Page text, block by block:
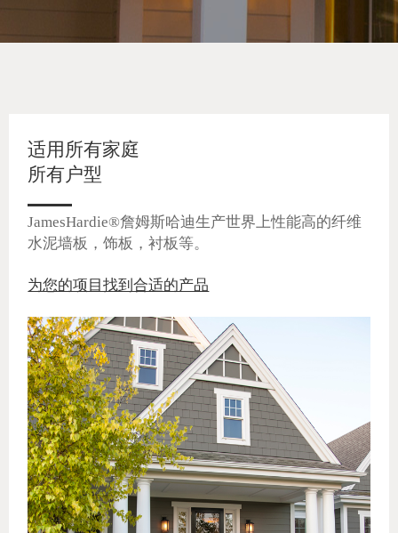
适用所有家庭
所有户型
JamesHardie®詹姆斯哈迪生产世界上性能高的纤维
水泥墙板，饰板，衬板等。
为您的项目找到合适的产品